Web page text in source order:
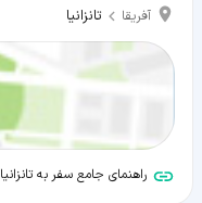
آفریقا تانزانیا
راهنمای جامع سفر به تانزانیا